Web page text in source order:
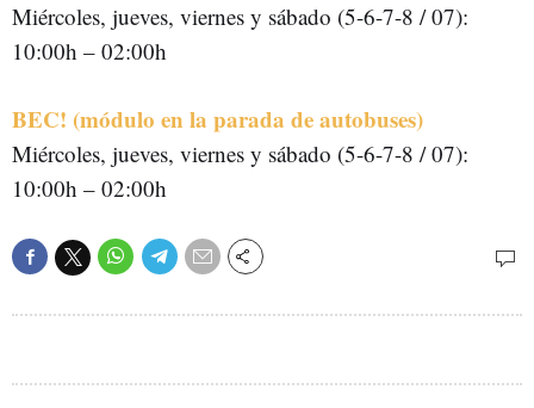
Miércoles, jueves, viernes y sábado (5-6-7-8 / 07):
10:00h – 02:00h
BEC! (módulo en la parada de autobuses)
Miércoles, jueves, viernes y sábado (5-6-7-8 / 07):
10:00h – 02:00h